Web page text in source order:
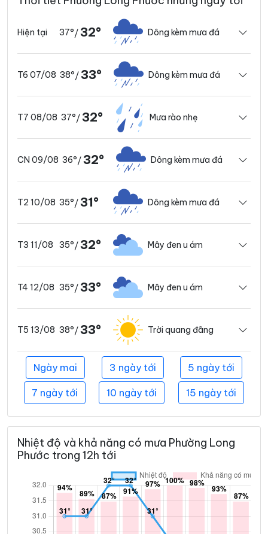
Hiện tại 37°/ 32° Dông kèm mưa đá
T6 07/08 38°/ 33° Dông kèm mưa đá
T7 08/08 37°/ 32° Mưa rào nhẹ
CN 09/08 36°/ 32° Dông kèm mưa đá
T2 10/08 35°/ 31° Dông kèm mưa đá
T3 11/08 35°/ 32° Mây đen u ám
T4 12/08 35°/ 33° Mây đen u ám
T5 13/08 38°/ 33° Trời quang đãng
Ngày mai 3 ngày tới 5 ngày tới
7 ngày tới 10 ngày tới 15 ngày tới
Nhiệt độ và khả năng có mưa Phường Long
Phước trong 12h tới